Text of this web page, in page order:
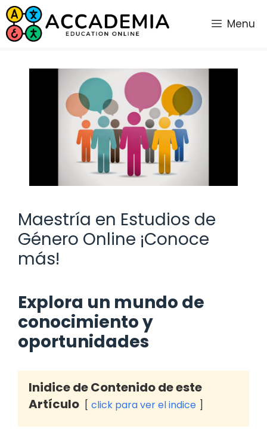
Saltar
al
contenido
Menu
Maestría en Estudios de
Género Online ¡Conoce
más!
Explora un mundo de
conocimiento y
oportunidades
Inidice de Contenido de este
Artículo
click para ver el indice